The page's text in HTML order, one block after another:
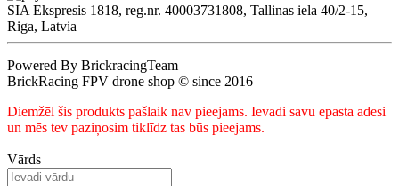
SIA Ekspresis 1818, reg.nr. 40003731808, Tallinas iela 40/2-15,
Riga, Latvia
Powered By BrickracingTeam
BrickRacing FPV drone shop © since 2016
Diemžēl šis produkts pašlaik nav pieejams. Ievadi savu epasta adesi
un mēs tev paziņosim tiklīdz tas būs pieejams.
Vārds